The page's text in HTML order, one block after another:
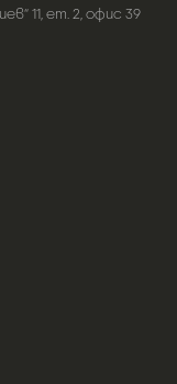
11, ет. 2, офис 39